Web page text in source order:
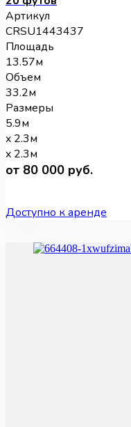
Артикул
CRSU1443437
Площадь
13.57м
Объем
33.2м
Размеры
5.9м
x 2.3м
x 2.3м
от 80 000 руб.
Доступно к аренде